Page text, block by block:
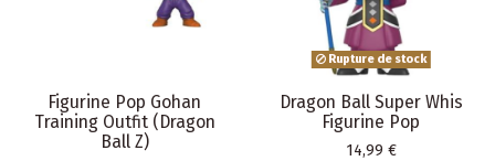
Figurine Pop Gohan
Training Outfit (Dragon
Ball Z)
Rupture de stock
Dragon Ball Super Whis
Figurine Pop
Prix
14,99 €